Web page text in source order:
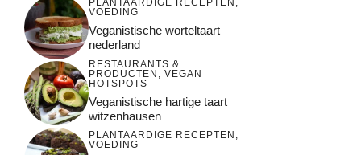
PLANTAARDIGE RECEPTEN ,
VOEDING
Veganistische worteltaart
nederland
RESTAURANTS &
PRODUCTEN , VEGAN
HOTSPOTS
Veganistische hartige taart
witzenhausen
PLANTAARDIGE RECEPTEN ,
VOEDING